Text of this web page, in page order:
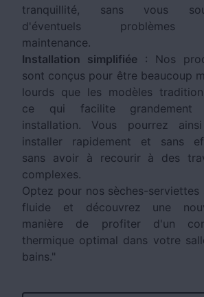
tranquillité, sans vous
d'éventuels problèmes
maintenance.
Installation simplifiée : Nos
sont conçus pour être beaucoup
lourds que les modèles
ce qui facilite grandement
installation. Vous pourrez
installer rapidement et sans
sans avoir à recourir à des
complexes.
Optez pour nos sèches-serviettes
fluide et découvrez une
manière de profiter d'un
thermique optimal dans votre
bains."